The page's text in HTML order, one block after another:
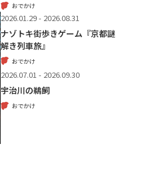
おでかけ
2026.01.29 - 2026.08.31
ナゾトキ街歩きゲーム『京都謎
解き列車旅』
おでかけ
2026.07.01 - 2026.09.30
宇治川の鵜飼
おでかけ